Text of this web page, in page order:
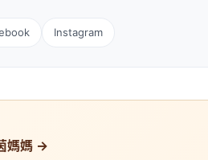
Instagram
媽媽 →